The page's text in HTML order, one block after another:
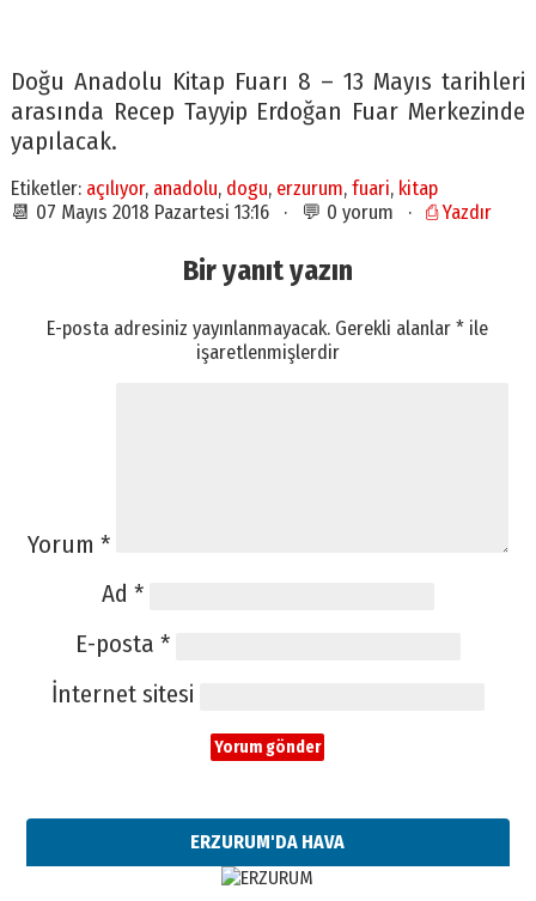
Doğu Anadolu Kitap Fuarı 8 – 13 Mayıs tarihleri
arasında Recep Tayyip Erdoğan Fuar Merkezinde
yapılacak.
Etiketler: açılıyor, anadolu, dogu, erzurum, fuari, kitap
📆 07 Mayıs 2018 Pazartesi 13:16 · 💬 0 yorum · ⎙ Yazdır
Bir yanıt yazın
E-posta adresiniz yayınlanmayacak. Gerekli alanlar* ile
işaretlenmişlerdir
Yorum *
Ad *
E-posta *
İnternet sitesi
ERZURUM'DA HAVA